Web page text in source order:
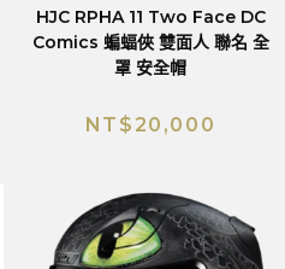
HJC RPHA 11 Two Face DC
Comics 蝙蝠俠 雙面人 聯名 全
罩 安全帽
NT$ 20,000